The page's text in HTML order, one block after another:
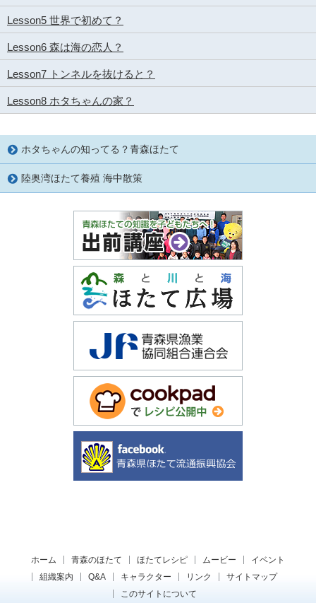
Lesson5 世界で初めて？
Lesson6 森は海の恋人？
Lesson7 トンネルを抜けると？
Lesson8 ホタちゃんの家？
ホタちゃんの知ってる？青森ほたて
陸奥湾ほたて養殖 海中散策
ホーム 青森のほたて ほたてレシピ ムービー
イベント
組織案内
Q&A キャラクター リンク
サイトマップ
このサイトについて